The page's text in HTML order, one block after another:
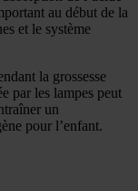
au début de la
et le système
la grossesse
par les lampes peut
un
pour l’enfant.